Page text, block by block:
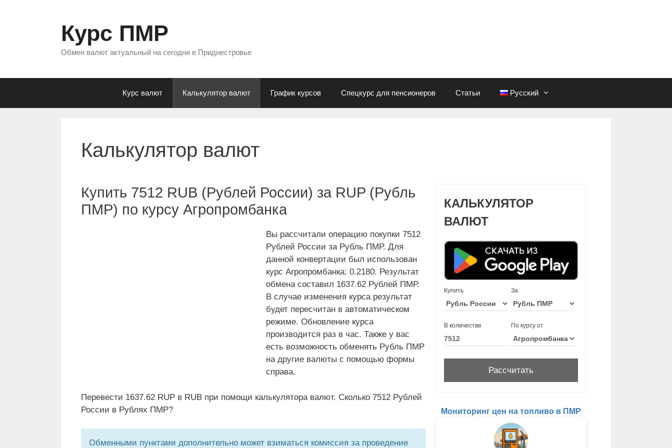
Курс ПМР
Обмен валют актуальный на сегодня в Приднестровье
Курс валют Калькулятор валют График курсов Спецкурс для пенсионеров Статьи Русский
Калькулятор валют
Купить 7512 RUB (Рублей России) за RUP (Рубль
ПМР) по курсу Агропромбанка
Вы рассчитали операцию покупки 7512
Рублей России за Рубль ПМР. Для
данной конвертации был использован
курс Агропромбанка: 0.2180. Результат
обмена составил 1637.62 Рублей ПМР.
В случае изменения курса результат
будет пересчитан в автоматическом
режиме. Обновление курса
производится раз в час. Также у вас
есть возможность обменять Рубль ПМР
на другие валюты с помощью формы
справа.
Перевести 1637.62 RUP в RUB при помощи калькулятора валют. Сколько 7512 Рублей
России в Рублях ПМР?
Обменными пунктами дополнительно может взиматься комиссия за проведение
КАЛЬКУЛЯТОР
ВАЛЮТ
Купить За
В количестве По курсу от
Мониторинг цен на топливо в ПМР